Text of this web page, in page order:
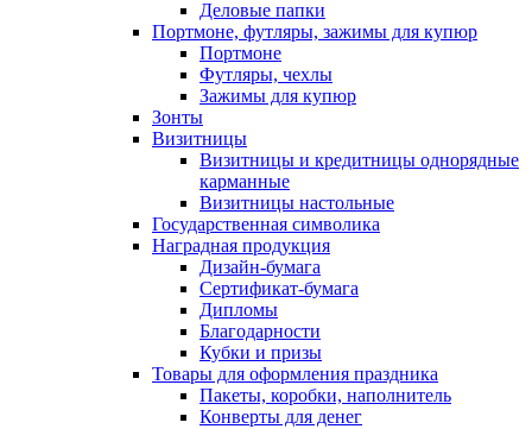
Деловые папки
Портмоне, футляры, зажимы для купюр
Портмоне
Футляры, чехлы
Зажимы для купюр
Зонты
Визитницы
Визитницы и кредитницы однорядные
карманные
Визитницы настольные
Государственная символика
Наградная продукция
Дизайн-бумага
Сертификат-бумага
Дипломы
Благодарности
Кубки и призы
Товары для оформления праздника
Пакеты, коробки, наполнитель
Конверты для денег